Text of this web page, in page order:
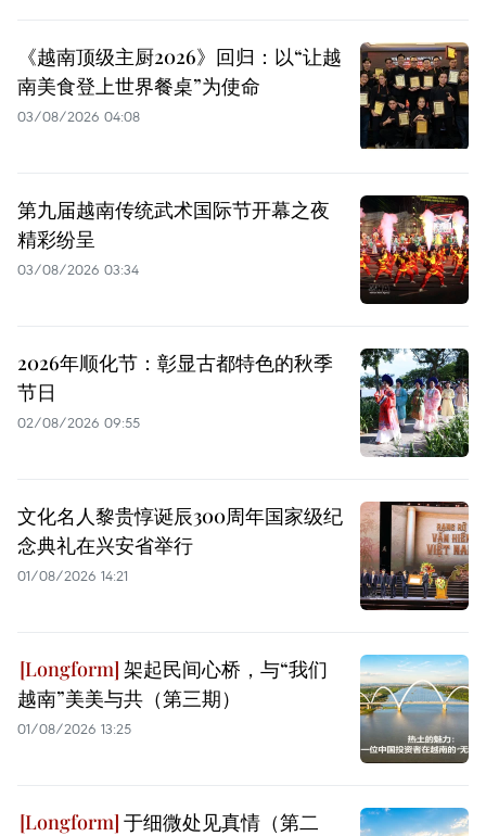
《越南顶级主厨2026》回归：以“让越
南美食登上世界餐桌”为使命
03/08/2026 04:08
第九届越南传统武术国际节开幕之夜
精彩纷呈
03/08/2026 03:34
2026年顺化节：彰显古都特色的秋季
节日
02/08/2026 09:55
文化名人黎贵惇诞辰300周年国家级纪
念典礼在兴安省举行
01/08/2026 14:21
架起民间心桥，与“我们
越南”美美与共（第三期）
01/08/2026 13:25
于细微处见真情（第二